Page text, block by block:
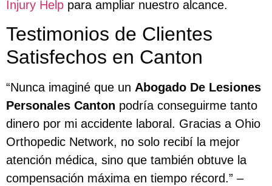
Injury Help para ampliar nuestro alcance.
Testimonios de Clientes
Satisfechos en Canton
“Nunca imaginé que un Abogado De Lesiones
Personales Canton podría conseguirme tanto
dinero por mi accidente laboral. Gracias a Ohio
Orthopedic Network, no solo recibí la mejor
atención médica, sino que también obtuve la
compensación máxima en tiempo récord.” –